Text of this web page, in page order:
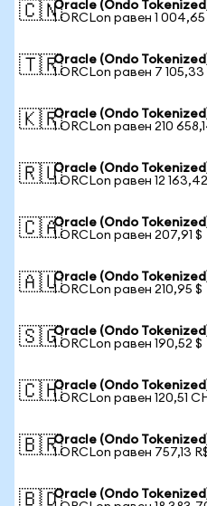
🇨🇳Oracle (Ondo
1 ORCLon равен 1 004,65
🇹🇷Oracle (Ondo
1 ORCLon равен 7 105,33
🇰🇷Oracle (Ondo
1 ORCLon равен 210
🇷🇺Oracle (Ondo
1 ORCLon равен 12
🇨🇦Oracle (Ondo
1 ORCLon равен 207,91 $
🇦🇺Oracle (Ondo
1 ORCLon равен 210,95 $
🇸🇬Oracle (Ondo
1 ORCLon равен 190,52 $
🇨🇭Oracle (Ondo
1 ORCLon равен 120,51
🇧🇷Oracle (Ondo
1 ORCLon равен 757,13
🇧🇩Oracle (Ondo